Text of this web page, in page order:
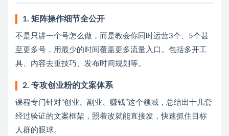
1. 矩阵操作细节全公开
不是只讲一个号怎么做，而是教会你同时运营3个、5个甚
至更多号，用最少的时间覆盖更多流量入口。包括多开工
具、内容去重技巧、发布时间规划等。
2. 专攻创业粉的文案体系
课程专门针对“创业、副业、赚钱”这个领域，总结出十几套
经过验证的文案框架，照着改就能直接发，快速抓住目标
人群的眼球。